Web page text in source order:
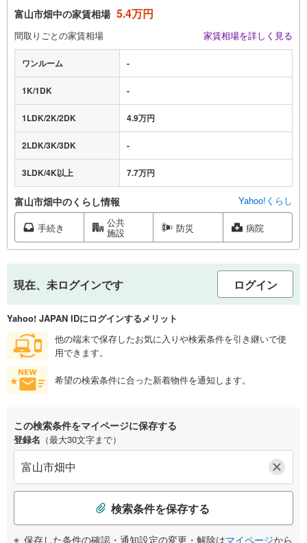
富山市畑中の家賃相場 5.4万円
間取りごとの家賃相場 家賃相場を詳しく見る
ワンルーム -
1K/1DK -
1LDK/2K/2DK 4.9万円
2LDK/3K/3DK -
3LDK/4K以上 7.7万円
富山市畑中のくらし情報 Yahoo!くらし
手続き 公共
施設 防災 病院
現在、未ログインです ログイン
Yahoo! JAPAN IDにログインするメリット
他の端末で保存したお気に入りや検索条件を引き継いで使
用できます。
希望の検索条件に合った新着物件を通知します。
この検索条件をマイページに保存する
登録名 （最大30文字まで）
検索条件を保存する
保存した条件の確認・通知設定の変更・解除はマイページから